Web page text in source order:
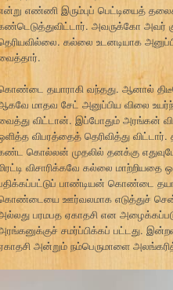
எண்ணி இரும்புப் பெட்டியைத்
அவருக்கோ அவர்
கல்லை உடனடியாக
தயாராகி வந்தது. ஆனால்
மாதவ சேட் அனுப்பிய விலை
விட்டான். இப்போதும் அரங்கன்
விபரத்தைத் தெரிவித்து
கொல்லன் முதலில் தனக்கு எதுவுமே
விசாரிக்கவே கல்லை
பாண்டியன் கொண்டை
ஊர்வலமாக எடுத்துச்
பரமபத ஏகாதசி என
சமர்ப்பிக்கப் பட்டது.
அன்றும் நம்பெருமாளை